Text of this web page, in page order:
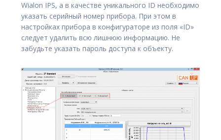
Wialon IPS, а в качестве уникального ID необходимо
указать серийный номер прибора. При этом в
настройках прибора в конфигураторе из поля «ID»
следует удалить всю лишнюю информацию. Не
забудьте указать пароль доступа к объекту.